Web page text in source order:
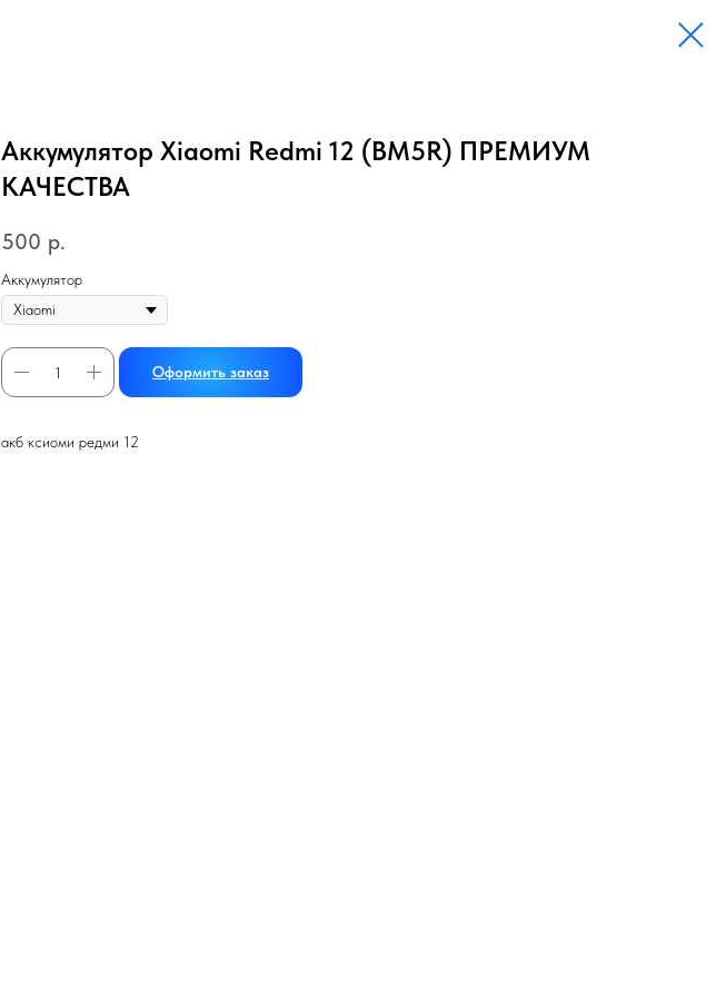
Аккумулятор Xiaomi Redmi 12 (BM5R) ПРЕМИУМ
КАЧЕСТВА
500 р.
Аккумулятор
Оформить заказ
акб ксиоми редми 12